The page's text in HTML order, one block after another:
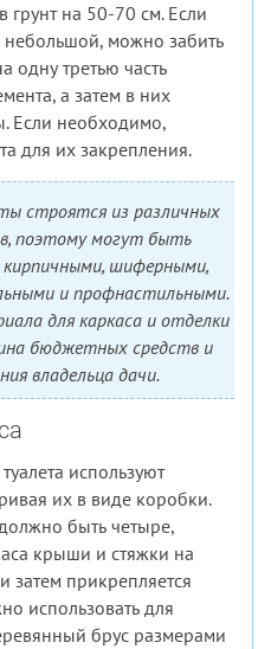
грунт на 50-70 см. Если
небольшой, можно забить
одну третью часть
а затем в них
Если необходимо,
для их закрепления.
строятся из различных
поэтому могут быть
кирпичными, шиферными,
и профнастильными.
для каркаса и отделки
бюджетных средств и
владельца дачи.
используют
их в виде коробки.
быть четыре,
крыши и стяжки на
затем прикрепляется
использовать для
брус размерами